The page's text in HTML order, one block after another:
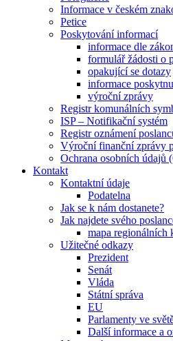
Informace v českém
Petice
Poskytování informací
informace dle
formulář žádosti o
opakující se dotazy
informace
výroční zprávy
Registr komunálních
ISP – Notifikační systém
Registr oznámení
Výroční finanční zprávy
Ochrana osobních údajů
Kontakt
Kontaktní údaje
Podatelna
Jak se k nám dostanete?
Jak najdete svého
mapa regionálních
Užitečné odkazy
Prezident
Senát
Vláda
Státní správa
EU
Parlamenty ve
Další informace a